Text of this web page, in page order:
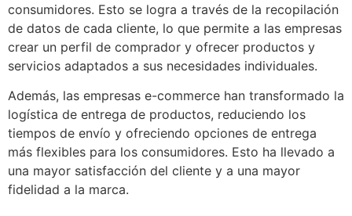
consumidores. Esto se logra a través de la recopilación
de datos de cada cliente, lo que permite a las empresas
crear un perfil de comprador y ofrecer productos y
servicios adaptados a sus necesidades individuales.
Además, las empresas e-commerce han transformado la
logística de entrega de productos, reduciendo los
tiempos de envío y ofreciendo opciones de entrega
más flexibles para los consumidores. Esto ha llevado a
una mayor satisfacción del cliente y a una mayor
fidelidad a la marca.